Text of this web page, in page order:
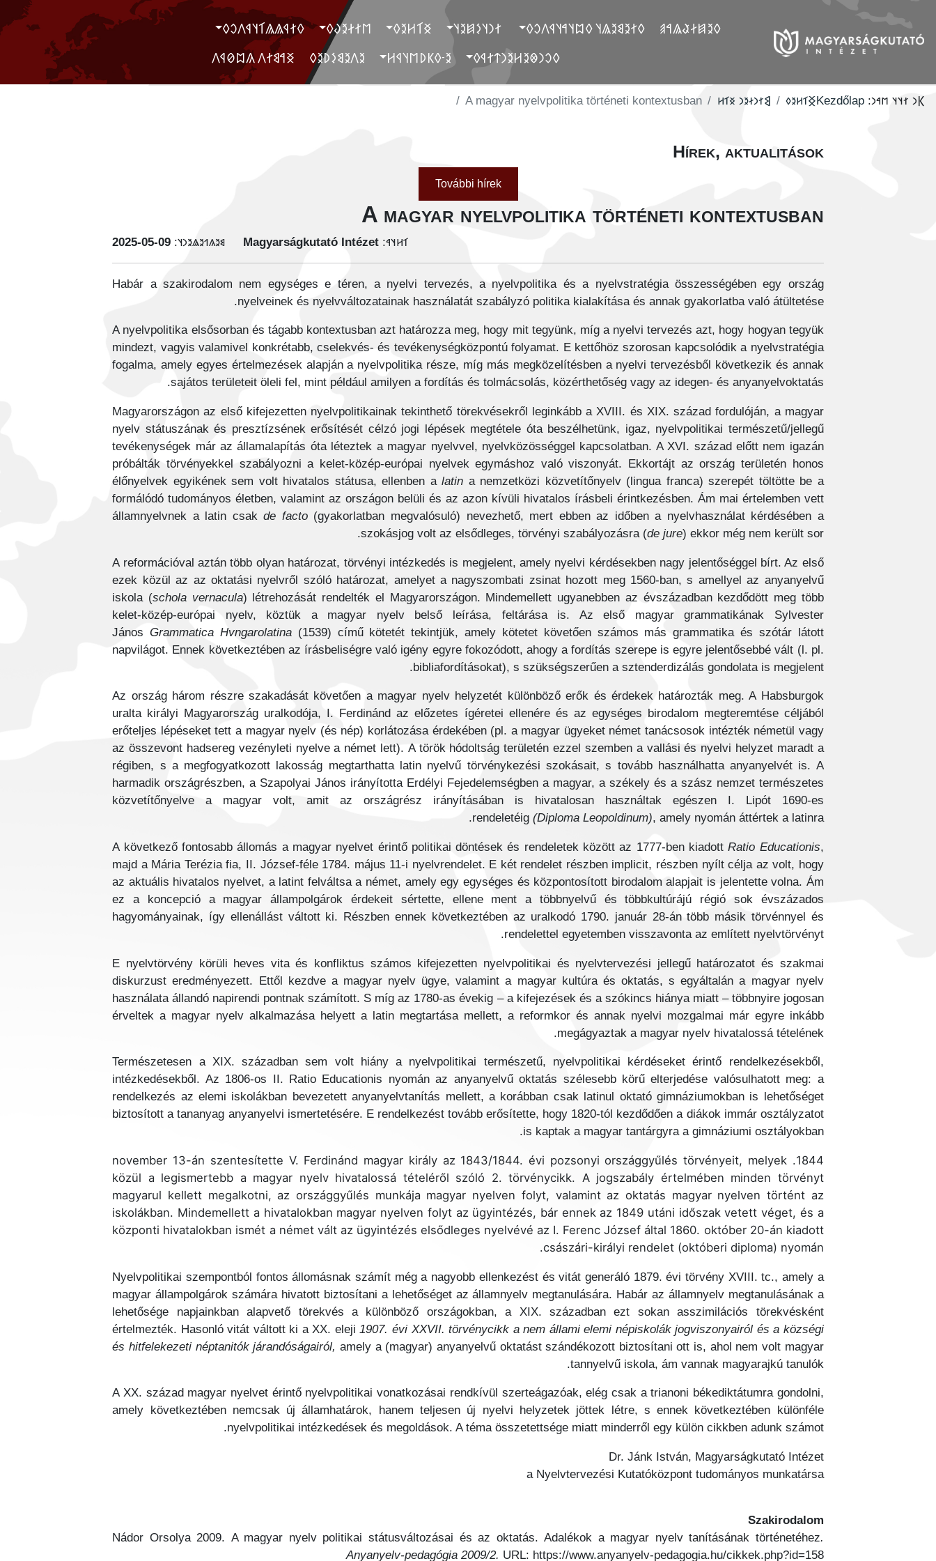
𐲓𐲉𐲯𐲇𐲟𐲖𐲀𐲠
‮ 𐲓𐲐𐲉𐲘𐲉𐲖𐲦 𐲓𐲪𐲦𐲀𐲦𐲁𐲤𐲛𐲓
‮ 𐲐𐲙𐲦𐲋𐲯𐲉𐲦
‮𐲏𐲑𐲢𐲉𐲓
‮𐲮𐲐𐲇𐲉𐲜𐲓
‮𐲓𐲐𐲁𐲖𐲖𐲑𐲦𐲁𐲤𐲛𐲓
‮𐲓𐲛𐲙𐲌𐲉𐲢𐲉𐲙𐲄𐲐𐲁𐲓
‮𐲉-𐲓𐲞𐲚𐲮𐲦𐲁𐲢
‮𐲉𐲤𐲉𐲘𐲋𐲚𐲉𐲓
‮ ‮𐲏𐲀𐲘𐲐𐲤 𐲍𐲪𐲗𐲁𐲤
𐲞𐳙 𐳐𐳦𐳦 𐳮𐳀𐳙:
Kezdőlap
‮𐲏𐳑𐳢𐳉𐳓
‮𐲘𐳐𐳙𐳇𐳉𐳙 𐳏𐳑𐳢
A magyar nyelvpolitika történeti kontextusban
Hírek, aktualitások
További hírek
A magyar nyelvpolitika történeti kontextusban
𐳑𐳢𐳦𐳀:
Magyarságkutató Intézet
𐳘𐳉𐳍𐳒𐳉𐳖𐳉𐳙𐳦:
‭2025-05-09
Habár a szakirodalom nem egységes e téren, a nyelvi tervezés, a nyelvpolitika és a nyelvstratégia összességében egy ország
nyelveinek és nyelvváltozatainak használatát szabályzó politika kialakítása és annak gyakorlatba való átültetése.
A nyelvpolitika elsősorban és tágabb kontextusban azt határozza meg, hogy mit tegyünk, míg a nyelvi tervezés azt, hogy hogyan tegyük
mindezt, vagyis valamivel konkrétabb, cselekvés- és tevékenységközpontú folyamat. E kettőhöz szorosan kapcsolódik a nyelvstratégia
fogalma, amely egyes értelmezések alapján a nyelvpolitika része, míg más megközelítésben a nyelvi tervezésből következik és annak
sajátos területeit öleli fel, mint például amilyen a fordítás és tolmácsolás, közérthetőség vagy az idegen- és anyanyelvoktatás.
Magyarországon az első kifejezetten nyelvpolitikainak tekinthető törekvésekről leginkább a XVIII. és XIX. század fordulóján, a magyar
nyelv státuszának és presztízsének erősítését célzó jogi lépések megtétele óta beszélhetünk, igaz, nyelvpolitikai természetű/jellegű
tevékenységek már az államalapítás óta léteztek a magyar nyelvvel, nyelvközösséggel kapcsolatban. A XVI. század előtt nem igazán
próbálták törvényekkel szabályozni a kelet-közép-európai nyelvek egymáshoz való viszonyát. Ekkortájt az ország területén honos
élőnyelvek egyikének sem volt hivatalos státusa, ellenben alatin a nemzetközi közvetítőnyelv (lingua franca) szerepét töltötte be a
formálódó tudományos életben, valamint az országon belüli és az azon kívüli hivatalos írásbeli érintkezésben. Ám mai értelemben vett
államnyelvnek a latin csakde facto(gyakorlatban megvalósuló) nevezhető, mert ebben az időben a nyelvhasználat kérdésében a
szokásjog volt az elsődleges, törvényi szabályozásra (de jure) ekkor még nem került sor.
A reformációval aztán több olyan határozat, törvényi intézkedés is megjelent, amely nyelvi kérdésekben nagy jelentőséggel bírt. Az első
ezek közül az az oktatási nyelvről szóló határozat, amelyet a nagyszombati zsinat hozott meg 1560-ban, s amellyel az anyanyelvű
iskola (schola vernacula) létrehozását rendelték el Magyarországon. Mindemellett ugyanebben az évszázadban kezdődött meg több
kelet-közép-európai nyelv, köztük a magyar nyelv belső leírása, feltárása is. Az első magyar grammatikának Sylvester
JánosGrammatica Hvngarolatina(1539) című kötetét tekintjük, amely kötetet követően számos más grammatika és szótár látott
napvilágot. Ennek következtében az írásbeliségre való igény egyre fokozódott, ahogy a fordítás szerepe is egyre jelentősebbé vált (l. pl.
bibliafordításokat), s szükségszerűen a sztenderdizálás gondolata is megjelent.
Az ország három részre szakadását követően a magyar nyelv helyzetét különböző erők és érdekek határozták meg. A Habsburgok
uralta királyi Magyarország uralkodója, I. Ferdinánd az előzetes ígéretei ellenére és az egységes birodalom megteremtése céljából
erőteljes lépéseket tett a magyar nyelv (és nép) korlátozása érdekében (pl. a magyar ügyeket német tanácsosok intézték németül vagy
az összevont hadsereg vezényleti nyelve a német lett). A török hódoltság területén ezzel szemben a vallási és nyelvi helyzet maradt a
régiben, s a megfogyatkozott lakosság megtarthatta latin nyelvű törvénykezési szokásait, s tovább használhatta anyanyelvét is. A
harmadik országrészben, a Szapolyai János irányította Erdélyi Fejedelemségben a magyar, a székely és a szász nemzet természetes
közvetítőnyelve a magyar volt, amit az országrész irányításában is hivatalosan használtak egészen I. Lipót 1690-es
rendeletéig (Diploma Leopoldinum), amely nyomán áttértek a latinra.
A következő fontosabb állomás a magyar nyelvet érintő politikai döntések és rendeletek között az 1777-ben kiadottRatio Educationis,
majd a Mária Terézia fia, II. József-féle 1784. május 11-i nyelvrendelet. E két rendelet részben implicit, részben nyílt célja az volt, hogy
az aktuális hivatalos nyelvet, a latint felváltsa a német, amely egy egységes és központosított birodalom alapjait is jelentette volna. Ám
ez a koncepció a magyar állampolgárok érdekeit sértette, ellene ment a többnyelvű és többkultúrájú régió sok évszázados
hagyományainak, így ellenállást váltott ki. Részben ennek következtében az uralkodó 1790. január 28-án több másik törvénnyel és
rendelettel egyetemben visszavonta az említett nyelvtörvényt.
E nyelvtörvény körüli heves vita és konfliktus számos kifejezetten nyelvpolitikai és nyelvtervezési jellegű határozatot és szakmai
diskurzust eredményezett. Ettől kezdve a magyar nyelv ügye, valamint a magyar kultúra és oktatás, s egyáltalán a magyar nyelv
használata állandó napirendi pontnak számított. S míg az 1780-as évekig – a kifejezések és a szókincs hiánya miatt – többnyire jogosan
érveltek a magyar nyelv alkalmazása helyett a latin megtartása mellett, a reformkor és annak nyelvi mozgalmai már egyre inkább
megágyaztak a magyar nyelv hivatalossá tételének.
Természetesen a XIX. században sem volt hiány a nyelvpolitikai természetű, nyelvpolitikai kérdéseket érintő rendelkezésekből,
intézkedésekből. Az 1806-os II. Ratio Educationis nyomán az anyanyelvű oktatás szélesebb körű elterjedése valósulhatott meg: a
rendelkezés az elemi iskolákban bevezetett anyanyelvtanítás mellett, a korábban csak latinul oktató gimnáziumokban is lehetőséget
biztosított a tananyag anyanyelvi ismertetésére. E rendelkezést tovább erősítette, hogy 1820-tól kezdődően a diákok immár osztályzatot
is kaptak a magyar tantárgyra a gimnáziumi osztályokban.
1844. november 13-án szentesítette V. Ferdinánd magyar király az 1843/1844. évi pozsonyi országgyűlés törvényeit, melyek
közül a legismertebb a magyar nyelv hivatalossá tételéről szóló 2. törvénycikk. A jogszabály értelmében minden törvényt
magyarul kellett megalkotni, az országgyűlés munkája magyar nyelven folyt, valamint az oktatás magyar nyelven történt az
iskolákban. Mindemellett a hivatalokban magyar nyelven folyt az ügyintézés, bár ennek az 1849 utáni időszak vetett véget, és a
központi hivatalokban ismét a német vált az ügyintézés elsődleges nyelvévé az I. Ferenc József által 1860. október 20-án kiadott
császári-királyi rendelet (októberi diploma) nyomán.
Nyelvpolitikai szempontból fontos állomásnak számít még a nagyobb ellenkezést és vitát generáló 1879. évi törvény XVIII. tc., amely a
magyar állampolgárok számára hivatott biztosítani a lehetőséget az államnyelv megtanulására. Habár az államnyelv megtanulásának a
lehetősége napjainkban alapvető törekvés a különböző országokban, a XIX. században ezt sokan asszimilációs törekvésként
értelmezték. Hasonló vitát váltott ki a XX. eleji 1907. évi XXVII. törvénycikk a nem állami elemi népiskolák jogviszonyairól és a községi
és hitfelekezeti néptanitók járandóságairól, amely a (magyar) anyanyelvű oktatást szándékozott biztosítani ott is, ahol nem volt magyar
tannyelvű iskola, ám vannak magyarajkú tanulók.
A XX. század magyar nyelvet érintő nyelvpolitikai vonatkozásai rendkívül szerteágazóak, elég csak a trianoni békediktátumra gondolni,
amely következtében nemcsak új államhatárok, hanem teljesen új nyelvi helyzetek jöttek létre, s ennek következtében különféle
nyelvpolitikai intézkedések és megoldások. A téma összetettsége miatt minderről egy külön cikkben adunk számot.
Dr. Jánk István, Magyarságkutató Intézet
a Nyelvtervezési Kutatóközpont tudományos munkatársa
Szakirodalom
Nádor Orsolya 2009. A magyar nyelv politikai státusváltozásai és az oktatás. Adalékok a magyar nyelv tanításának történetéhez.
Anyanyelv-pedagógia 2009/2. URL: https://www.anyanyelv-pedagogia.hu/cikkek.php?id=158